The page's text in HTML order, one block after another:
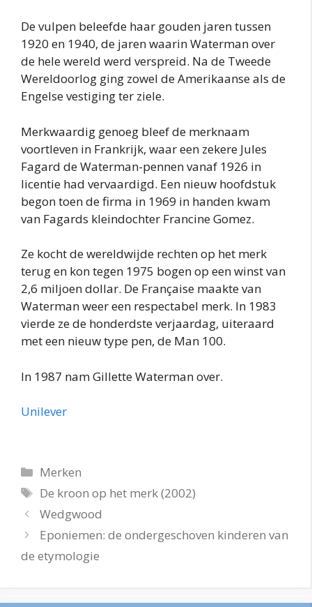
De vulpen beleefde haar gouden jaren tussen
1920 en 1940, de jaren waarin Waterman over
de hele wereld werd verspreid. Na de Tweede
Wereldoorlog ging zowel de Amerikaanse als de
Engelse vestiging ter ziele.
Merkwaardig genoeg bleef de merknaam
voortleven in Frankrijk, waar een zekere Jules
Fagard de Waterman-pennen vanaf 1926 in
licentie had vervaardigd. Een nieuw hoofdstuk
begon toen de firma in 1969 in handen kwam
van Fagards kleindochter Francine Gomez.
Ze kocht de wereldwijde rechten op het merk
terug en kon tegen 1975 bogen op een winst van
2,6 miljoen dollar. De Française maakte van
Waterman weer een respectabel merk. In 1983
vierde ze de honderdste verjaardag, uiteraard
met een nieuw type pen, de Man 100.
In 1987 nam Gillette Waterman over.
Unilever
Categorieën
Merken
Tags
De kroon op het merk (2002)
Wedgwood
Eponiemen: de ondergeschoven kinderen van
de etymologie